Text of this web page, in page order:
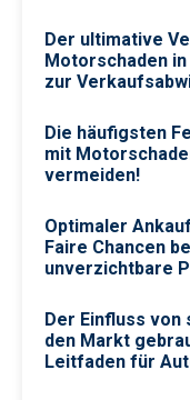
Der ultimative
Motorschaden
zur
Die häufigsten
mit
vermeiden!
Optimaler
Faire Chancen
unverzichtbare
Der Einfluss von
den Markt
Leitfaden für